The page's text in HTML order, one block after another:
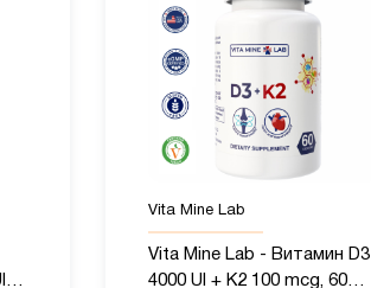
Vita Mine Lab
Vita Mine Lab - Витамин D3
4000 UI + K2 100 mcg, 60